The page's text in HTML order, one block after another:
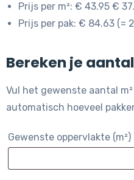
Prijs per m²: € 43.95 €
Prijs per pak: € 84.63 (=
Bereken je
Vul het gewenste aantal
automatisch hoeveel
Gewenste oppervlakte (m²)